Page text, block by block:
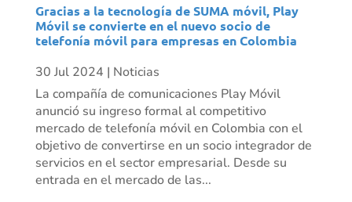
Gracias a la tecnología de SUMA móvil, Play
Móvil se convierte en el nuevo socio de
telefonía móvil para empresas en Colombia
30 Jul 2024 | Noticias
La compañía de comunicaciones Play Móvil
anunció su ingreso formal al competitivo
mercado de telefonía móvil en Colombia con el
objetivo de convertirse en un socio integrador de
servicios en el sector empresarial. Desde su
entrada en el mercado de las...